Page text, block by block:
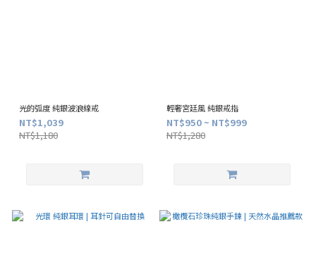
光的弧度 純銀波浪線戒
NT$1,039
NT$1,180
輕奢宮廷風 純銀戒指
NT$950 ~ NT$999
NT$1,280